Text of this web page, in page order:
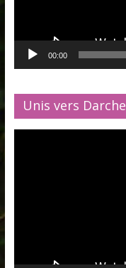
00:00
Unis vers Darche